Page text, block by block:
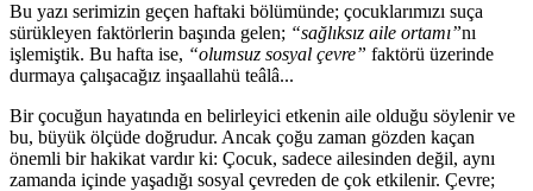
Bu yazı serimizin geçen haftaki bölümünde; çocuklarımızı suça
sürükleyen faktörlerin başında gelen; “sağlıksız aile ortamı”nı
işlemiştik. Bu hafta ise, “olumsuz sosyal çevre” faktörü üzerinde
durmaya çalışacağız inşaallahü teâlâ...
Bir çocuğun hayatında en belirleyici etkenin aile olduğu söylenir ve
bu, büyük ölçüde doğrudur. Ancak çoğu zaman gözden kaçan
önemli bir hakikat vardır ki: Çocuk, sadece ailesinden değil, aynı
zamanda içinde yaşadığı sosyal çevreden de çok etkilenir. Çevre;